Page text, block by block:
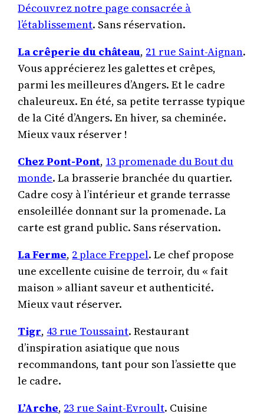
Découvrez notre page consacrée à
l’établissement. Sans réservation.
La crêperie du château, 21 rue Saint-Aignan.
Vous apprécierez les galettes et crêpes,
parmi les meilleures d’Angers. Et le cadre
chaleureux. En été, sa petite terrasse typique
de la Cité d’Angers. En hiver, sa cheminée.
Mieux vaux réserver !
Chez Pont-Pont, 13 promenade du Bout du
monde. La brasserie branchée du quartier.
Cadre cosy à l’intérieur et grande terrasse
ensoleillée donnant sur la promenade. La
carte est grand public. Sans réservation.
La Ferme, 2 place Freppel. Le chef propose
une excellente cuisine de terroir, du « fait
maison » alliant saveur et authenticité.
Mieux vaut réserver.
Tigr, 43 rue Toussaint. Restaurant
d’inspiration asiatique que nous
recommandons, tant pour son l’assiette que
le cadre.
L’Arche, 23 rue Saint-Evroult. Cuisine